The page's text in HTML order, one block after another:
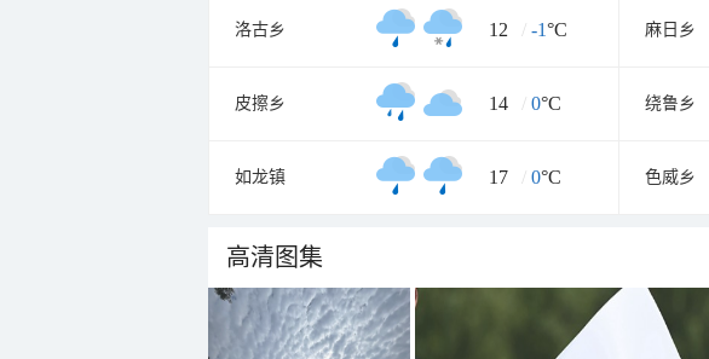
洛古乡 12 / -1°C 麻日乡
皮擦乡 14 / 0°C 绕鲁乡
如龙镇 17 / 0°C 色威乡
高清图集